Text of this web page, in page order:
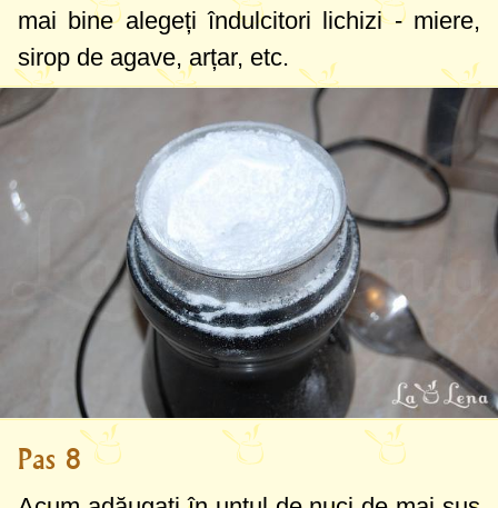
mai bine alegeți îndulcitori lichizi - miere,
sirop de agave, arțar, etc.
Pas 8